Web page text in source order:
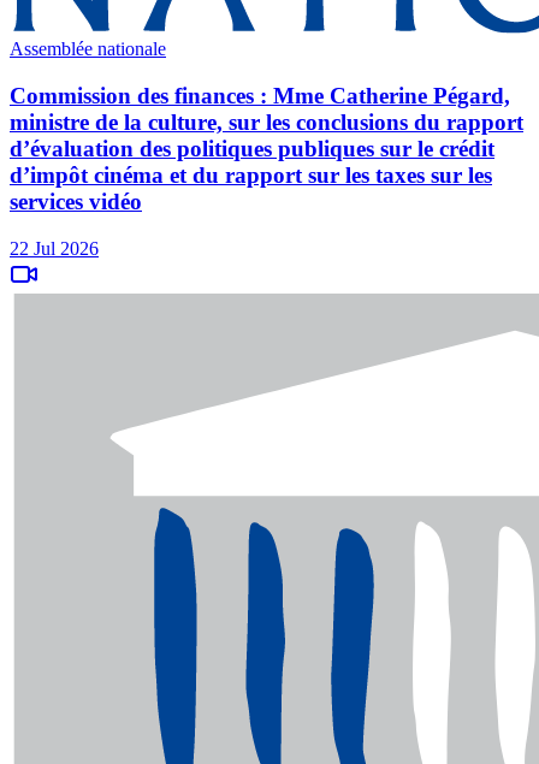
Assemblée nationale
Commission des finances : Mme Catherine Pégard,
ministre de la culture, sur les conclusions du rapport
d’évaluation des politiques publiques sur le crédit
d’impôt cinéma et du rapport sur les taxes sur les
services vidéo
22 Jul 2026